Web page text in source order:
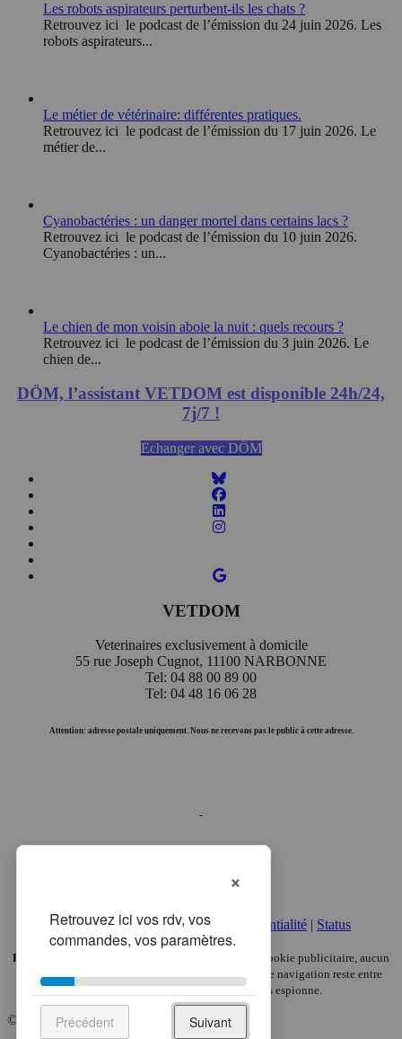
Les robots aspirateurs perturbent-ils les chats ?
Retrouvez ici le podcast de l’émission du 24 juin 2026. Les
robots aspirateurs...
Le métier de vétérinaire: différentes pratiques.
Retrouvez ici le podcast de l’émission du 17 juin 2026. Le
métier de...
Cyanobactéries : un danger mortel dans certains lacs ?
Retrouvez ici le podcast de l’émission du 10 juin 2026.
Cyanobactéries : un...
Le chien de mon voisin aboie la nuit : quels recours ?
Retrouvez ici le podcast de l’émission du 3 juin 2026. Le
chien de...
DÖM, l’assistant VETDOM est disponible 24h/24,
7j/7 !
Echanger avec DÖM
VETDOM
Veterinaires exclusivement à domicile
55 rue Joseph Cugnot, 11100 NARBONNE
Tel: 04 88 00 89 00
Tel: 04 48 16 06 28
Attention: adresse postale uniquement. Nous ne recevons pas le public à cette adresse.
Mentions légales|Politique de confidentialité | Status
Pas de pub, pas de pistage.
Chez VETDOM, aucun cookie publicitaire, aucun
traceur analytique, aucune revente de données. Votre navigation reste entre
vous et nous — ici, seul votre chat vous espionne.
© 2008-2026, VETDOM.
×
Précédent Suivant